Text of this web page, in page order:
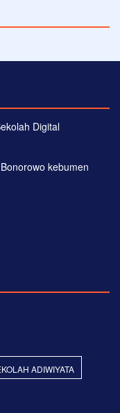
Digital
kebumen
ADIWIYATA